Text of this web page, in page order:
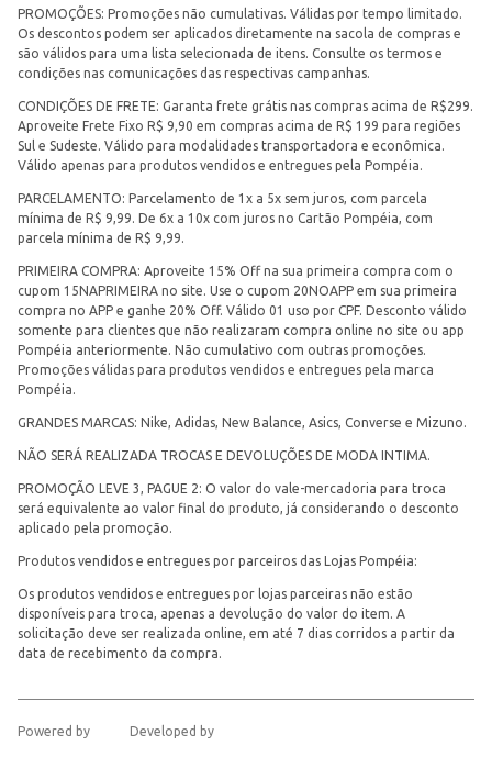
PROMOÇÕES: Promoções não cumulativas. Válidas por tempo limitado.
Os descontos podem ser aplicados diretamente na sacola de compras e
são válidos para uma lista selecionada de itens. Consulte os termos e
condições nas comunicações das respectivas campanhas.
CONDIÇÕES DE FRETE: Garanta frete grátis nas compras acima de R$299.
Aproveite Frete Fixo R$ 9,90 em compras acima de R$ 199 para regiões
Sul e Sudeste. Válido para modalidades transportadora e econômica.
Válido apenas para produtos vendidos e entregues pela Pompéia.
PARCELAMENTO: Parcelamento de 1x a 5x sem juros, com parcela
mínima de R$ 9,99. De 6x a 10x com juros no Cartão Pompéia, com
parcela mínima de R$ 9,99.
PRIMEIRA COMPRA: Aproveite 15% Off na sua primeira compra com o
cupom 15NAPRIMEIRA no site. Use o cupom 20NOAPP em sua primeira
compra no APP e ganhe 20% Off. Válido 01 uso por CPF. Desconto válido
somente para clientes que não realizaram compra online no site ou app
Pompéia anteriormente. Não cumulativo com outras promoções.
Promoções válidas para produtos vendidos e entregues pela marca
Pompéia.
GRANDES MARCAS: Nike, Adidas, New Balance, Asics, Converse e Mizuno.
NÃO SERÁ REALIZADA TROCAS E DEVOLUÇÕES DE MODA INTIMA.
PROMOÇÃO LEVE 3, PAGUE 2: O valor do vale-mercadoria para troca
será equivalente ao valor final do produto, já considerando o desconto
aplicado pela promoção.
Produtos vendidos e entregues por parceiros das Lojas Pompéia:
Os produtos vendidos e entregues por lojas parceiras não estão
disponíveis para troca, apenas a devolução do valor do item. A
solicitação deve ser realizada online, em até 7 dias corridos a partir da
data de recebimento da compra.
Powered by Developed by